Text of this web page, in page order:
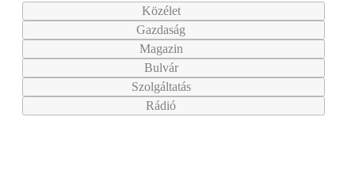
Közélet
Gazdaság
Magazin
Bulvár
Szolgáltatás
Rádió